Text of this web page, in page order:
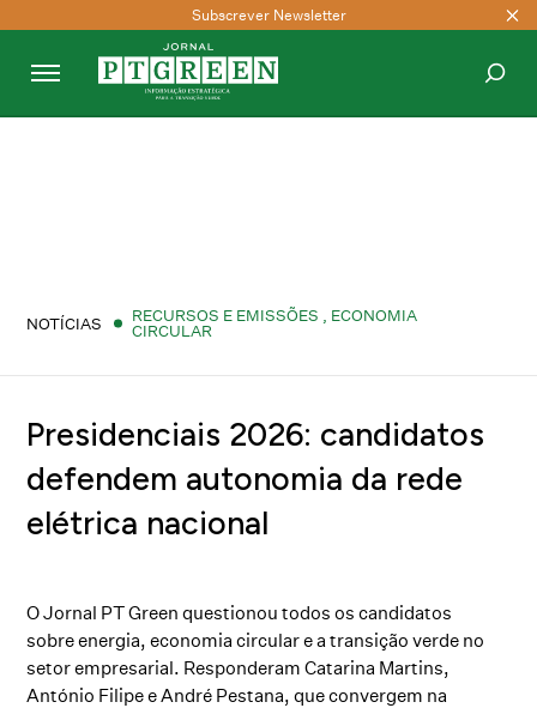
Subscrever Newsletter
NOTÍCIAS RECURSOS E EMISSÕES
ECONOMIA
CIRCULAR
Presidenciais 2026: candidatos
defendem autonomia da rede
elétrica nacional
O Jornal PT Green questionou todos os candidatos
sobre energia, economia circular e a transição verde no
setor empresarial. Responderam Catarina Martins,
António Filipe e André Pestana, que convergem na